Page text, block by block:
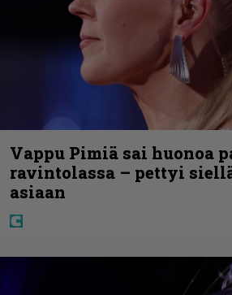
Vappu Pimiä sai huonoa
ravintolassa – pettyi
asiaan